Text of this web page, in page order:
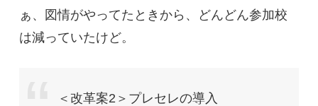
ぁ、図情がやってたときから、どんどん参加校
は減っていたけど。
＜改革案2＞プレセレの導入